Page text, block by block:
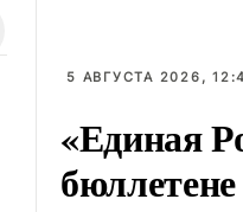
5 АВГУСТА 2026,
«Единая